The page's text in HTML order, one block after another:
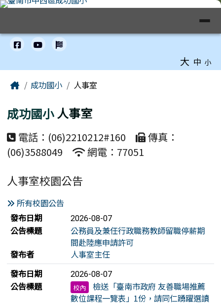
跳至主內容區
臺南市中西區成功國小全球資訊網
大 中 小
主內容區域
Home成功國小 人事室
成功國小人事室
電話：(06)2210212#160
傳真：
(06)3588049
網電：77051
人事室校園公告
所有校園公告
新聞列表
發布日期 2026-08-07
公告標題
公務員及兼任行政職務教師留職停薪期
間赴陸應申請許可
發布者
人事室主任
發布日期
2026-08-07
公告標題 校內
檢送「臺南市政府 友善職場推薦
數位課程一覽表」1份，請同仁踴躍選讀
頁尾區域